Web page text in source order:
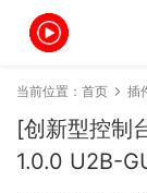
当前位置： 首页 插
[创新型控制
1.0.0 U2B-